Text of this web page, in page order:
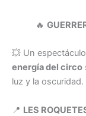
🔥
💥 Un
energía del circo
luz y la oscuridad.
📍 LES